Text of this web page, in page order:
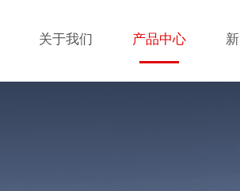
关于我们 产品中心